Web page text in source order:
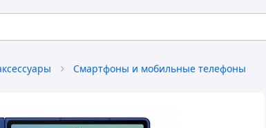
Смартфоны и мобильные телефоны